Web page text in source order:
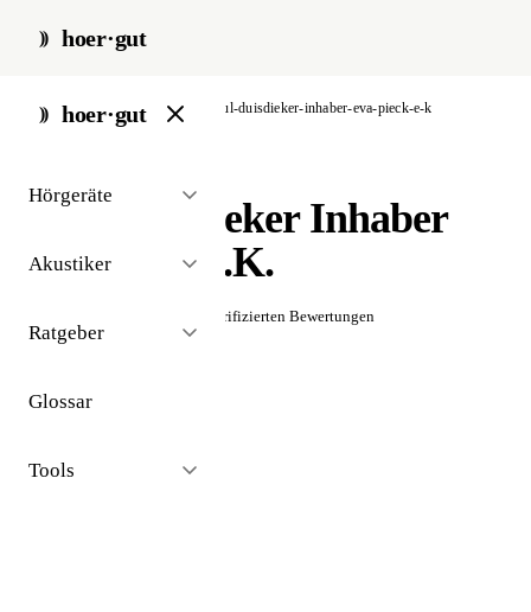
hoer·gut
hoer·gut
Hörgeräte
Akustiker
Ratgeber
Glossar
Tools
start / akustiker / köln paul-duisdieker-inhaber-eva-pieck-e-k
Paul Duisdieker Inhaber
Eva Pieck e.K.
Noch keine verifizierten Bewertungen